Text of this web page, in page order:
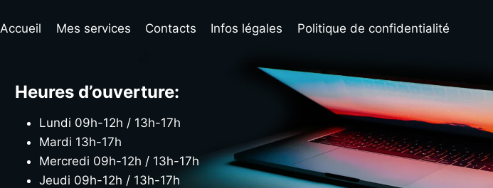
Accueil Mes services Contacts Infos légales Politique de confidentialité
Heures d’ouverture:
Lundi 09h-12h / 13h-17h
Mardi 13h-17h
Mercredi 09h-12h / 13h-17h
Jeudi 09h-12h / 13h-17h